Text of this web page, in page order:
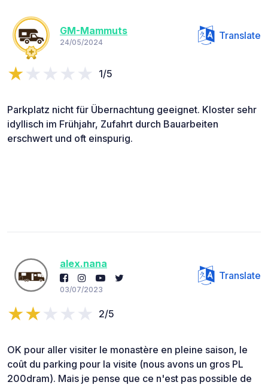
GM-Mammuts
24/05/2024
Translate
1/5
Parkplatz nicht für Übernachtung geeignet. Kloster sehr
idyllisch im Frühjahr, Zufahrt durch Bauarbeiten
erschwert und oft einspurig.
alex.nana
03/07/2023
Translate
2/5
OK pour aller visiter le monastère en pleine saison, le
coût du parking pour la visite (nous avons un gros PL
200dram). Mais je pense que ce n'est pas possible de